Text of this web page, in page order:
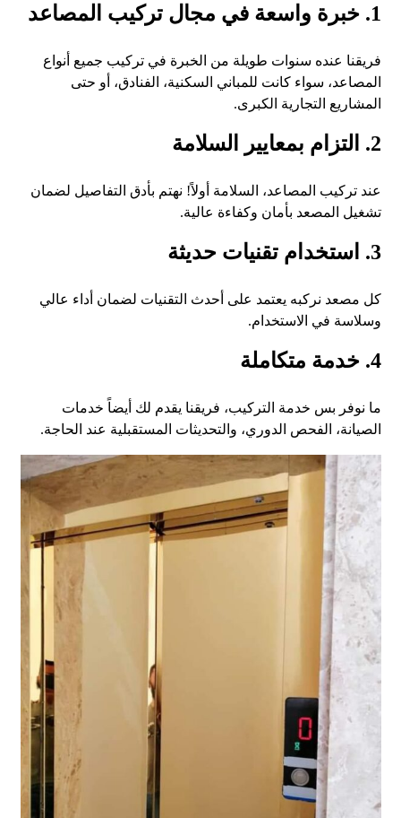
1. خبرة واسعة في مجال تركيب المصاعد
فريقنا عنده سنوات طويلة من الخبرة في تركيب جميع أنواع
المصاعد، سواء كانت للمباني السكنية، الفنادق، أو حتى
المشاريع التجارية الكبرى.
2. التزام بمعايير السلامة
عند تركيب المصاعد، السلامة أولاً! نهتم بأدق التفاصيل لضمان
تشغيل المصعد بأمان وكفاءة عالية.
3. استخدام تقنيات حديثة
كل مصعد نركبه يعتمد على أحدث التقنيات لضمان أداء عالي
وسلاسة في الاستخدام.
4. خدمة متكاملة
ما نوفر بس خدمة التركيب، فريقنا يقدم لك أيضاً خدمات
الصيانة، الفحص الدوري، والتحديثات المستقبلية عند الحاجة.